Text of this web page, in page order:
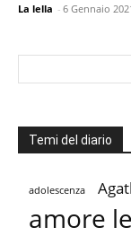
La lella - 6 Gennaio
Temi del diario
adolescenza
amore